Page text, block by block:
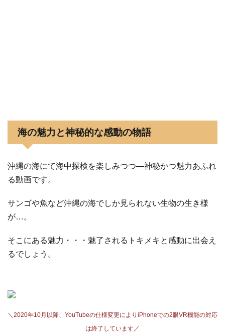
海の魅力と神秘的な感動の物語
沖縄の海にて海中探検を楽しみつつ―神秘かつ魅力あふれ
る動画です。
サンゴや魚など沖縄の海でしか見られない生物の生き様
が…。
そこにある魅力・・・魅了されるトキメキと感動に出会え
るでしょう。
＼2020年10月以降、YouTubeの仕様変更によりiPhoneでの2眼VR機能の対応
は終了しています／